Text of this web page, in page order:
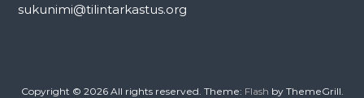
sukunimi@tilintarkastus.org
Copyright © 2026 All rights reserved. Theme: Flash by ThemeGrill.